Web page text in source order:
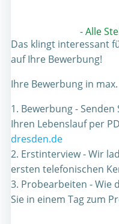
- Alle
Das klingt interessant
auf Ihre Bewerbung!
Ihre Bewerbung in
1. Bewerbung -
Ihren Lebenslauf per
dresden.de
2. Erstinterview - Wir
ersten telefonischen
3. Probearbeiten - Wie
Sie in einem Tag zum